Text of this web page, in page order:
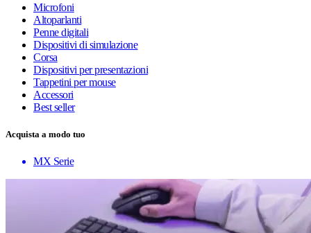
Microfoni
Altoparlanti
Penne digitali
Dispositivi di simulazione
Corsa
Dispositivi per presentazioni
Tappetini per mouse
Accessori
Best seller
Acquista a modo tuo
MX Serie